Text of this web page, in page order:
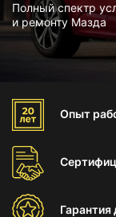
Полный спектр
и ремонту Мазда
Опыт
Гарантия